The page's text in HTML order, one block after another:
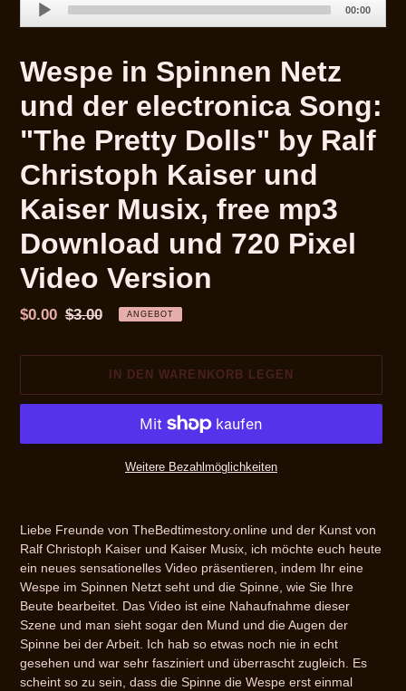
Player
00:00
Wespe in Spinnen Netz
und der electronica Song:
"The Pretty Dolls" by Ralf
Christoph Kaiser und
Kaiser Musix, free mp3
Download und 720 Pixel
Video Version
Sonderpreis
$0.00 Normaler
$3.00 ANGEBOT
IN DEN WARENKORB LEGEN
Weitere Bezahlmöglichkeiten
Liebe Freunde von TheBedtimestory.online und der Kunst von
Ralf Christoph Kaiser und Kaiser Musix, ich möchte euch heute
ein neues sensationelles Video präsentieren, indem Ihr eine
Wespe im Spinnen Netzt seht und die Spinne, wie Sie Ihre
Beute bearbeitet. Das Video ist eine Nahaufnahme dieser
Szene und man sieht sogar den Mund und die Augen der
Spinne bei der Arbeit. Ich hab so etwas noch nie in echt
gesehen und war sehr fasziniert und überrascht zugleich. Es
scheint so zu sein, dass die Spinne die Wespe erst einmal